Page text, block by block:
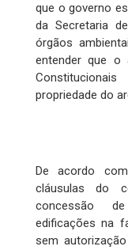
que o governo
da Secretaria
órgãos
entender que o
propriedade do
De acordo
cláusulas do
concessão
edificações na
sem